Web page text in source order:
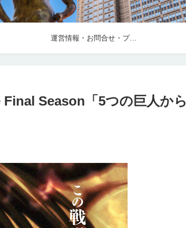
運営情報・お問合せ・プレスリリース受付・取材依頼について
Season「5つの巨人から